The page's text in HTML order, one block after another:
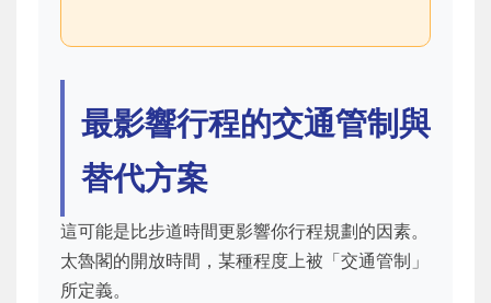
最影響行程的交通管制與
替代方案
這可能是比步道時間更影響你行程規劃的因素。
太魯閣的開放時間，某種程度上被「交通管制」
所定義。